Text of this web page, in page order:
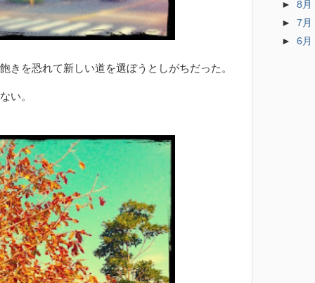
きを恐れて新しい道を選ぼうとしがちだった。
い。
►8月
►7月
►6月